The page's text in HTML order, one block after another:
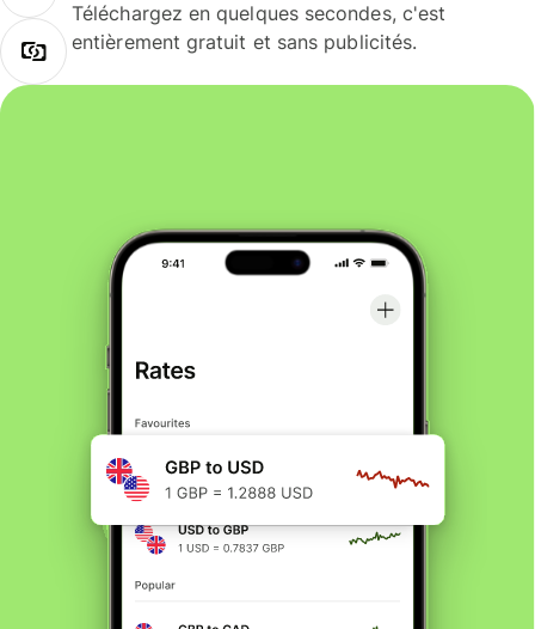
Téléchargez en quelques secondes, c'est
entièrement gratuit et sans publicités.